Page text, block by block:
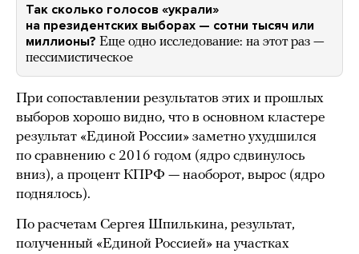
Так сколько голосов «украли»
на президентских выборах — сотни тысяч или
миллионы? Еще одно исследование: на этот раз —
пессимистическое
При сопоставлении результатов этих и прошлых
выборов хорошо видно, что в основном кластере
результат «Единой России» заметно ухудшился
по сравнению с 2016 годом (ядро сдвинулось
вниз), а процент КПРФ — наоборот, вырос (ядро
поднялось).
По расчетам Сергея Шпилькина, результат,
полученный «Единой Россией» на участках